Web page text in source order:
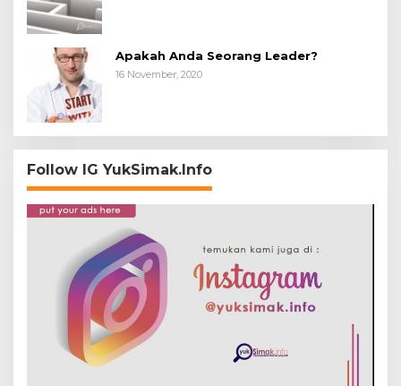
Apakah Anda Seorang Leader?
16 November, 2020
Follow IG YukSimak.Info